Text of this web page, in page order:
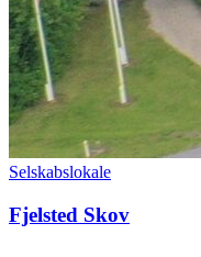
Selskabslokale
Fjelsted Skov